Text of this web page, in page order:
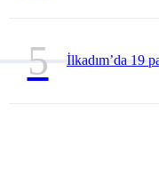
5 İlkadım’da 19